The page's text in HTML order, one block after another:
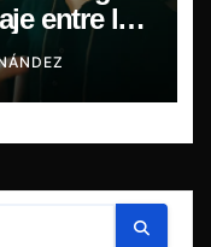
entre la